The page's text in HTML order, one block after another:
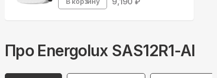
Про Energolux SAS12R1-AI